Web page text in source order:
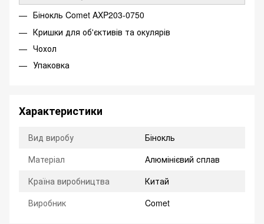
Бінокль Comet AXP203-0750
Кришки для об'єктивів та окулярів
Чохол
Упаковка
Характеристики
Вид виробу
Бінокль
Матеріал
Алюмінієвий сплав
Країна виробництва
Китай
Виробник
Comet